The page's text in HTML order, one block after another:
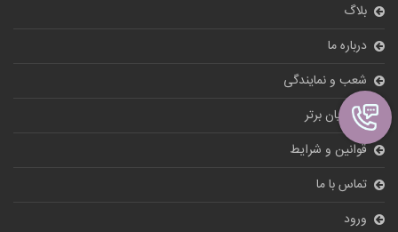
بلاگ
درباره ما
شعب و نمایندگی
مشتریان برتر
قوانین و شرایط
تماس با ما
ورود